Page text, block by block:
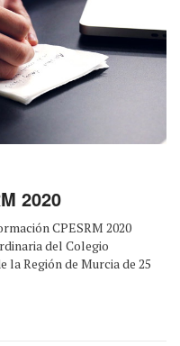
2020
CPESRM 2020
del Colegio
la Región de Murcia de 25